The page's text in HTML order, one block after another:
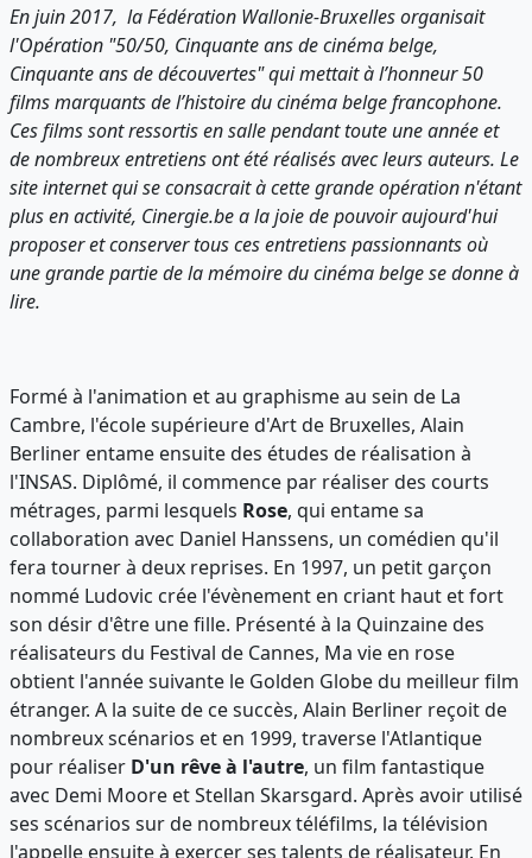
En juin 2017, la Fédération Wallonie-Bruxelles organisait
l'Opération "50/50, Cinquante ans de cinéma belge,
Cinquante ans de découvertes" qui mettait à l’honneur 50
films marquants de l’histoire du cinéma belge francophone.
Ces films sont ressortis en salle pendant toute une année et
de nombreux entretiens ont été réalisés avec leurs auteurs. Le
site internet qui se consacrait à cette grande opération n'étant
plus en activité, Cinergie.be a la joie de pouvoir aujourd'hui
proposer et conserver tous ces entretiens passionnants où
une grande partie de la mémoire du cinéma belge se donne à
lire.
Formé à l'animation et au graphisme au sein de La
Cambre, l'école supérieure d'Art de Bruxelles, Alain
Berliner entame ensuite des études de réalisation à
l'INSAS. Diplômé, il commence par réaliser des courts
métrages, parmi lesquels Rose, qui entame sa
collaboration avec Daniel Hanssens, un comédien qu'il
fera tourner à deux reprises. En 1997, un petit garçon
nommé Ludovic crée l'évènement en criant haut et fort
son désir d'être une fille. Présenté à la Quinzaine des
réalisateurs du Festival de Cannes, Ma vie en rose
obtient l'année suivante le Golden Globe du meilleur film
étranger. A la suite de ce succès, Alain Berliner reçoit de
nombreux scénarios et en 1999, traverse l'Atlantique
pour réaliser D'un rêve à l'autre, un film fantastique
avec Demi Moore et Stellan Skarsgard. Après avoir utilisé
ses scénarios sur de nombreux téléfilms, la télévision
l'appelle ensuite à exercer ses talents de réalisateur. En